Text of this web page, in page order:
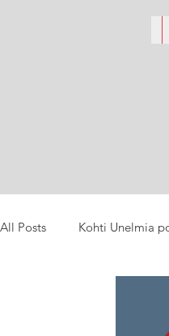
All Posts Kohti Unelmia